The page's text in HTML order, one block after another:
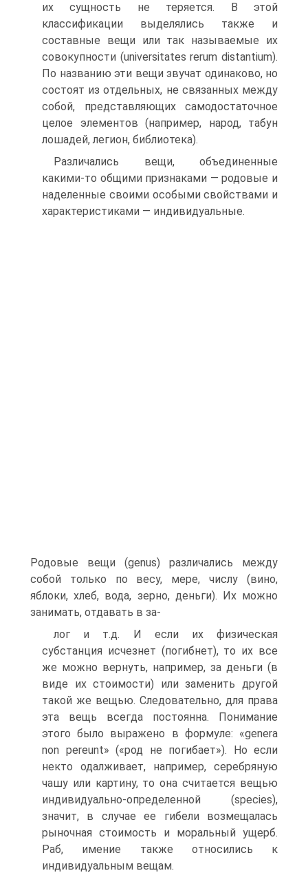
их сущность не теряется. В этой
классификации выделялись также и
составные вещи или так называемые их
совокупности (universitates rerum distantium).
По названию эти вещи звучат одинаково, но
состоят из отдельных, не связанных между
собой, представляющих самодостаточное
целое элементов (например, народ, табун
лошадей, легион, библиотека).
Различались вещи, объединенные
какими-то общими призна­ками — родовые и
наделенные своими особыми свойствами и
ха­рактеристиками — индивидуальные.
Родовые вещи (genus) раз­личались между
собой только по весу, мере, числу (вино,
яблоки, хлеб, вода, зерно, деньги). Их можно
занимать, отдавать в за-
лог и т.д. И если их физическая
субстанция исчезнет (погибнет), то их все
же можно вернуть, например, за деньги (в
виде их стои­мости) или заменить другой
такой же вещью. Следовательно, для права
эта вещь всегда постоянна. Понимание
этого было выра­жено в формуле: «genera
non pereunt» («род не погибает»). Но если
некто одалживает, например, серебряную
чашу или картину, то она считается вещью
индивидуально-определенной (species),
значит, в случае ее гибели возмещалась
рыночная стоимость и моральный ущерб.
Раб, имение также относились к
индивидуальным вещам.